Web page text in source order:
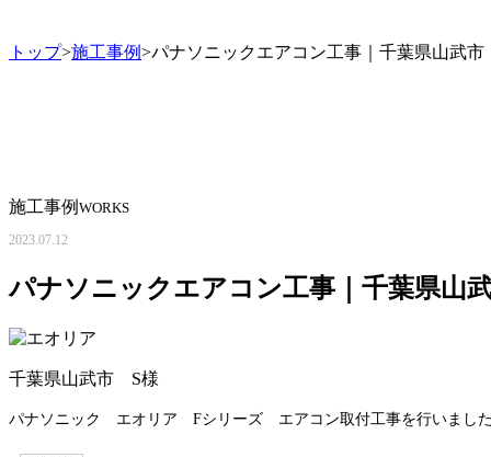
トップ>施工事例>パナソニックエアコン工事｜千葉県山武市
施工事例 WORKS
2023.07.12
パナソニックエアコン工事｜千葉県山
千葉県山武市 S様
パナソニック エオリア Fシリーズ エアコン取付工事を行いました